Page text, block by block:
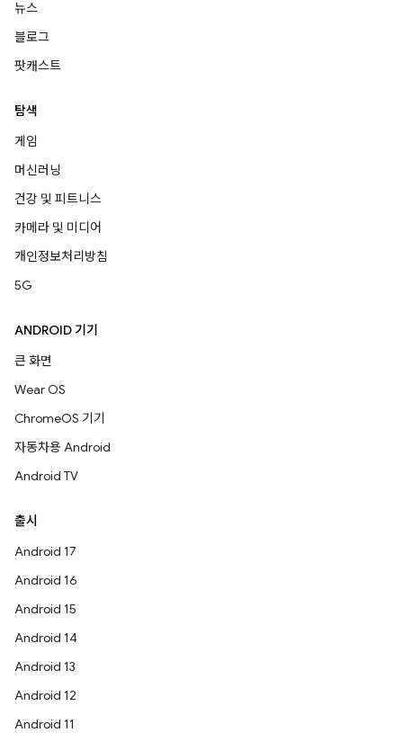
뉴스
블로그
팟캐스트
탐색
게임
머신러닝
건강 및 피트니스
카메라 및 미디어
개인정보처리방침
5G
ANDROID 기기
큰 화면
Wear OS
ChromeOS 기기
자동차용 Android
Android TV
출시
Android 17
Android 16
Android 15
Android 14
Android 13
Android 12
Android 11